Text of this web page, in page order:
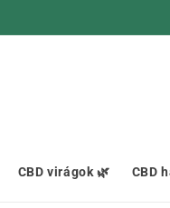
CBD virágok 🌿 CBD